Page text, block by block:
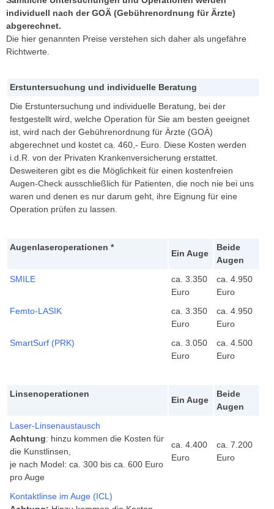
» Kurzsichtigkeit (Myopie)
» Weitsichtigkeit (Hyperopie)
» Hornhautverkrümmung (Astigmatismus)
Wann welche OP?
Voraussetzungen für die OP
Augenlasern
SMILE Pro (ReLEX smile)
Individuelle Femto-LASIK
Monovision (bei Alterssichtigkeit)
Historische Entwicklung
Linsenoperationen
Ablauf der Behandlung
Broschüren
FAQ
FreeVis Aktuell
Patientenberichte
individuell nach der GOÄ (Gebührenordnung für Ärzte)
abgerechnet.
Die hier genannten Preise verstehen sich daher als ungefähre
Richtwerte.
Erstuntersuchung und individuelle Beratung
Die Erstuntersuchung und individuelle Beratung, bei der
festgestellt wird, welche Operation für Sie am besten geeignet
ist, wird nach der Gebührenordnung für Ärzte (GOÄ)
abgerechnet und kostet ca. 460,- Euro. Diese Kosten werden
i.d.R. von der Privaten Krankenversicherung erstattet.
Desweiteren gibt es die Möglichkeit für einen kostenfreien
Augen-Check ausschließlich für Patienten, die noch nie bei uns
waren und denen es nur darum geht, ihre Eignung für eine
Operation prüfen zu lassen.
Augenlaseroperationen *
Ein Auge
Beide
Augen
SMILE
ca. 3.350
Euro
ca. 4.950
Euro
Femto-LASIK
ca. 3.350
Euro
ca. 4.950
Euro
SmartSurf (PRK)
ca. 3.050
Euro
ca. 4.500
Euro
Linsenoperationen
Ein Auge
Beide
Augen
Laser-Linsenaustausch
Achtung: hinzu kommen die Kosten für
die Kunstlinsen,
je nach Model: ca. 300 bis ca. 600 Euro
pro Auge
ca. 4.400
Euro
ca. 7.200
Euro
Kontaktlinse im Auge (ICL)